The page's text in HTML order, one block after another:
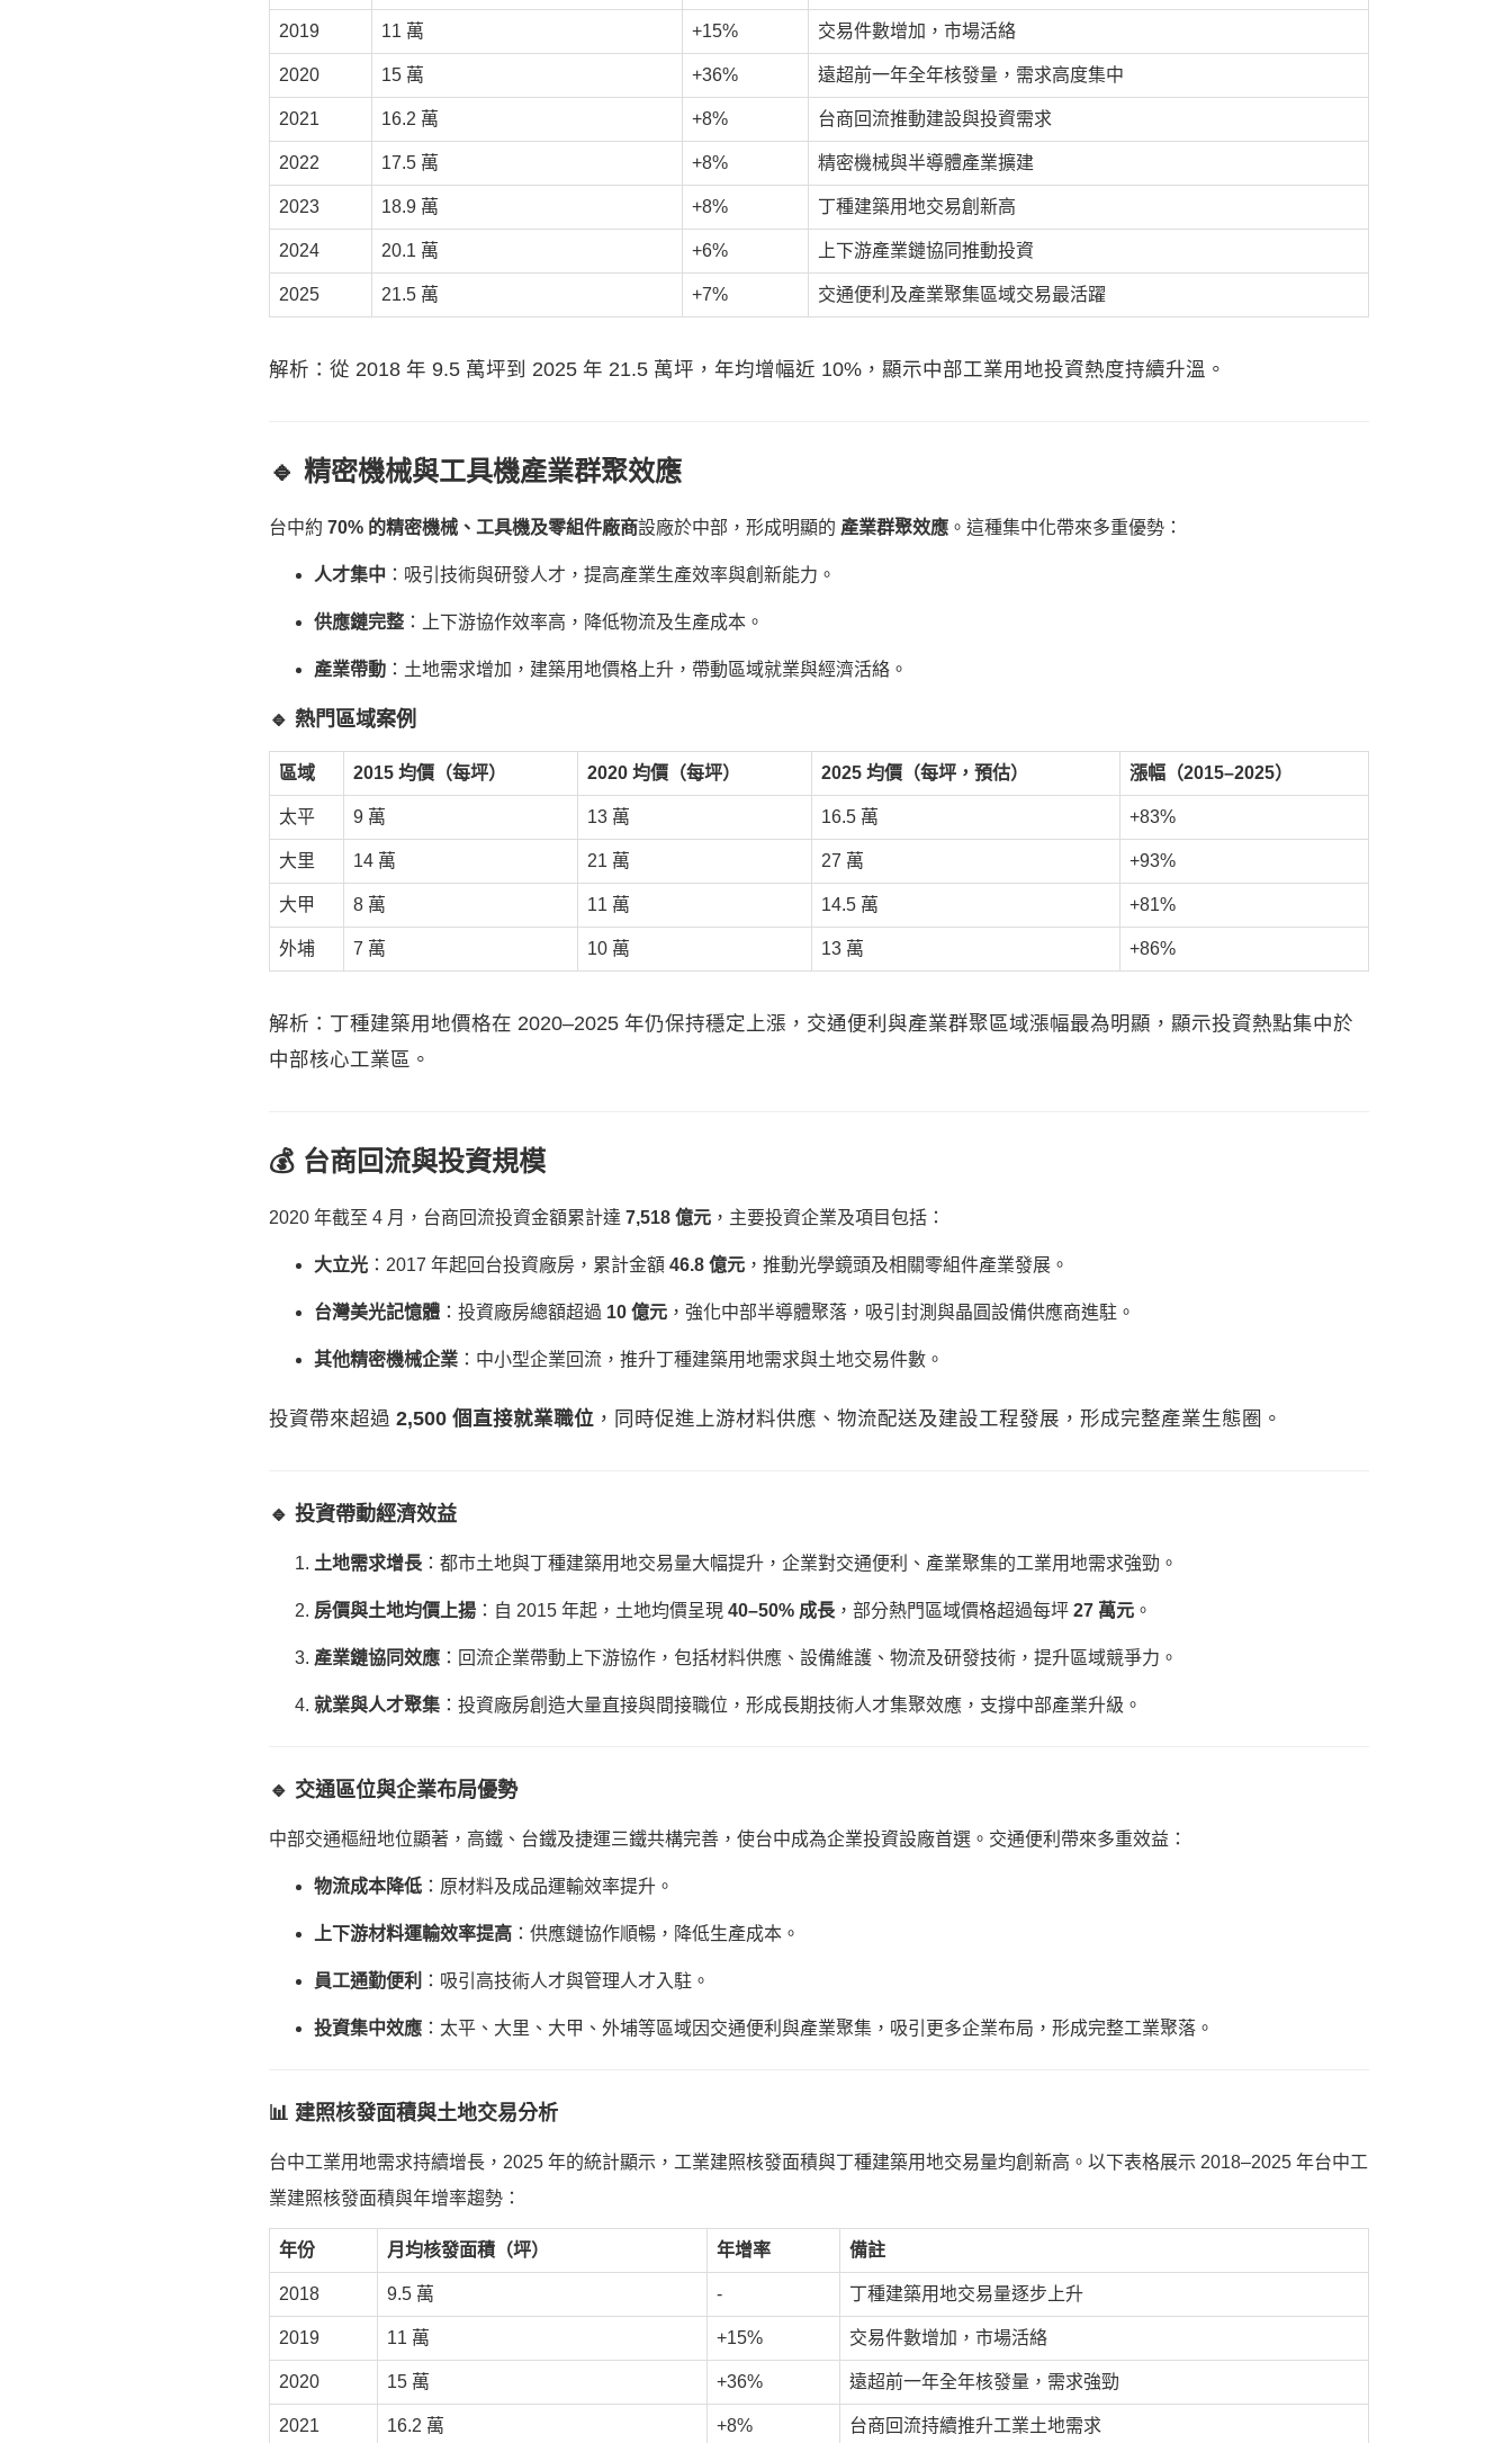
2019 11 萬 +15% 交易件數增加，市場活絡
2020 15 萬 +36% 遠超前一年全年核發量，需求高度集中
2021 16.2 萬 +8% 台商回流推動建設與投資需求
2022 17.5 萬 +8% 精密機械與半導體產業擴建
2023 18.9 萬 +8% 丁種建築用地交易創新高
2024 20.1 萬 +6% 上下游產業鏈協同推動投資
2025 21.5 萬 +7% 交通便利及產業聚集區域交易最活躍
解析：從 2018 年 9.5 萬坪到 2025 年 21.5 萬坪，年均增幅近 10%，顯示中部工業用地投資熱度持續升溫。
🔹 精密機械與工具機產業群聚效應
台中約 70% 的精密機械、工具機及零組件廠商設廠於中部，形成明顯的 產業群聚效應 。這種集中化帶來多重優勢：
人才集中 ：吸引技術與研發人才，提高產業生產效率與創新能力。
供應鏈完整 ：上下游協作效率高，降低物流及生產成本。
產業帶動 ：土地需求增加，建築用地價格上升，帶動區域就業與經濟活絡。
🔹 熱門區域案例
區域 2015 均價（每坪） 2020 均價（每坪） 2025 均價（每坪，預估） 漲幅（2015–2025）
太平 9 萬 13 萬 16.5 萬 +83%
大里 14 萬 21 萬 27 萬 +93%
大甲 8 萬 11 萬 14.5 萬 +81%
外埔 7 萬 10 萬 13 萬 +86%
解析：丁種建築用地價格在 2020–2025 年仍保持穩定上漲，交通便利與產業群聚區域漲幅最為明顯，顯示投資熱點集中於
中部核心工業區。
💰 台商回流與投資規模
2020 年截至 4 月，台商回流投資金額累計達 7,518 億元 ，主要投資企業及項目包括：
大立光 ：2017 年起回台投資廠房，累計金額 46.8 億元 ，推動光學鏡頭及相關零組件產業發展。
台灣美光記憶體 ：投資廠房總額超過 10 億元 ，強化中部半導體聚落，吸引封測與晶圓設備供應商進駐。
其他精密機械企業 ：中小型企業回流，推升丁種建築用地需求與土地交易件數。
投資帶來超過 2,500 個直接就業職位 ，同時促進上游材料供應、物流配送及建設工程發展，形成完整產業生態圈。
🔹 投資帶動經濟效益
土地需求增長 ：都市土地與丁種建築用地交易量大幅提升，企業對交通便利、產業聚集的工業用地需求強勁。
房價與土地均價上揚 ：自 2015 年起，土地均價呈現 40–50% 成長 ，部分熱門區域價格超過每坪 27 萬元 。
產業鏈協同效應 ：回流企業帶動上下游協作，包括材料供應、設備維護、物流及研發技術，提升區域競爭力。
就業與人才聚集 ：投資廠房創造大量直接與間接職位，形成長期技術人才集聚效應，支撐中部產業升級。
🔹 交通區位與企業布局優勢
中部交通樞紐地位顯著，高鐵、台鐵及捷運三鐵共構完善，使台中成為企業投資設廠首選。交通便利帶來多重效益：
物流成本降低 ：原材料及成品運輸效率提升。
上下游材料運輸效率提高 ：供應鏈協作順暢，降低生產成本。
員工通勤便利 ：吸引高技術人才與管理人才入駐。
投資集中效應 ：太平、大里、大甲、外埔等區域因交通便利與產業聚集，吸引更多企業布局，形成完整工業聚落。
📊 建照核發面積與土地交易分析
台中工業用地需求持續增長，2025 年的統計顯示，工業建照核發面積與丁種建築用地交易量均創新高。以下表格展示 2018–2025 年台中工
業建照核發面積與年增率趨勢：
年份 月均核發面積（坪） 年增率 備註
2018 9.5 萬 - 丁種建築用地交易量逐步上升
2019 11 萬 +15% 交易件數增加，市場活絡
2020 15 萬 +36% 遠超前一年全年核發量，需求強勁
2021 16.2 萬 +8% 台商回流持續推升工業土地需求